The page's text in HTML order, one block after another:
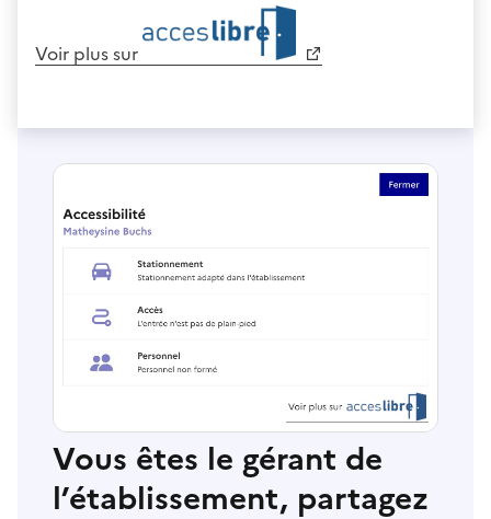
Voir plus sur
Vous êtes le gérant de
l’établissement, partagez